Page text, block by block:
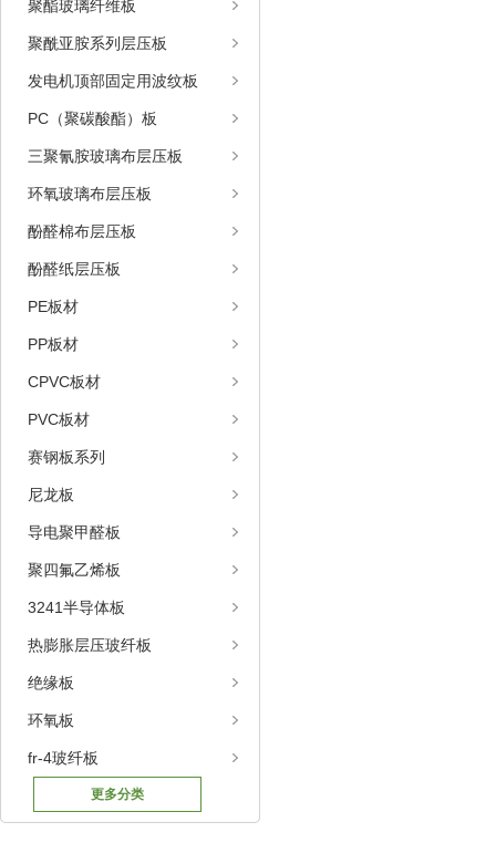
聚酯玻璃纤维板
聚酰亚胺系列层压板
发电机顶部固定用波纹板
PC（聚碳酸酯）板
三聚氰胺玻璃布层压板
环氧玻璃布层压板
酚醛棉布层压板
酚醛纸层压板
PE板材
PP板材
CPVC板材
PVC板材
赛钢板系列
尼龙板
导电聚甲醛板
聚四氟乙烯板
3241半导体板
热膨胀层压玻纤板
绝缘板
环氧板
fr-4玻纤板
更多分类